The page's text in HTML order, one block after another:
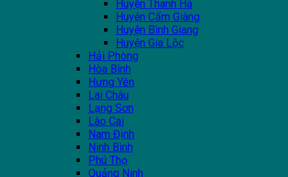
Huyện Thanh Hà
Huyện Cẩm Giàng
Huyện Bình Giang
Huyện Gia Lộc
Hải Phòng
Hòa Bình
Hưng Yên
Lai Châu
Lạng Sơn
Lào Cai
Nam Định
Ninh Bình
Phú Thọ
Quảng Ninh